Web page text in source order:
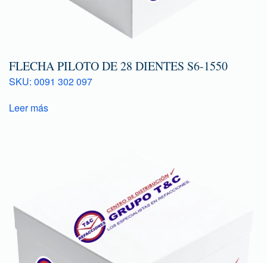
FLECHA PILOTO DE 28 DIENTES S6-1550
SKU: 0091 302 097
Leer más